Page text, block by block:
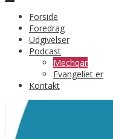
Forside
Foredrag
Udgivelser
Podcast
Mechqar
Evangeliet er
Kontakt